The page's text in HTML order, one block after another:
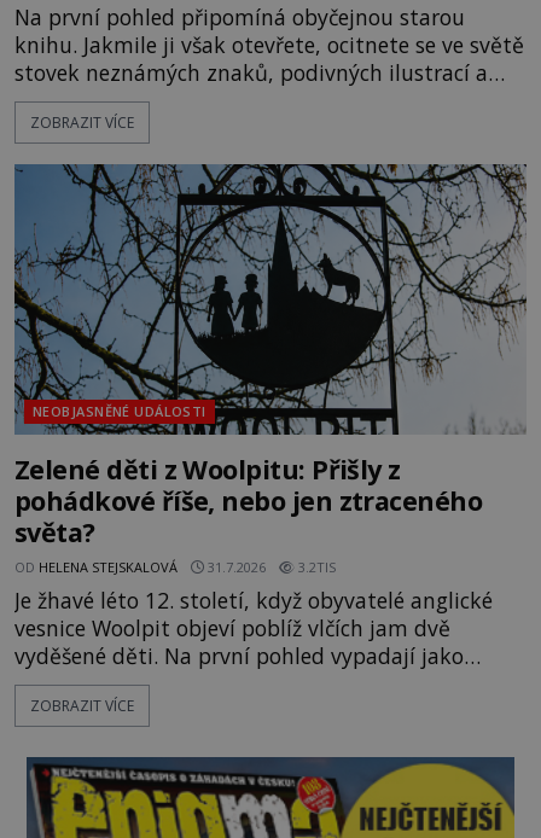
Na první pohled připomíná obyčejnou starou
knihu. Jakmile ji však otevřete, ocitnete se ve světě
stovek neznámých znaků, podivných ilustrací a
textu, který už téměř dvě století vzdoruje všem
pokusům o rozluštění. Rohoncský kodex patří mezi
jistotou neví, kdo jej napsal, kdy vznikl ani co
vlastně vypráví. Rohoncský kodex se poprvé
objevuje v roce
ZOBRAZIT VÍCE
NEOBJASNĚNÉ UDÁLOSTI
Zelené děti z Woolpitu: Přišly z
pohádkové říše, nebo jen ztraceného
světa?
OD HELENA STEJSKALOVÁ 31.7.2026 3.2TIS
Je žhavé léto 12. století, když obyvatelé anglické
vesnice Woolpit objeví poblíž vlčích jam dvě
vyděšené děti. Na první pohled vypadají jako
každé jiné, až na jednu děsivou výjimku. Jejich
kůže má nazelenalý odstín, mluví
kromě syrových bobů. Příběh se rychle stává
jednou z největších záhad středověké Anglie a ani
po téměř devíti stech letech není
ZOBRAZIT VÍCE